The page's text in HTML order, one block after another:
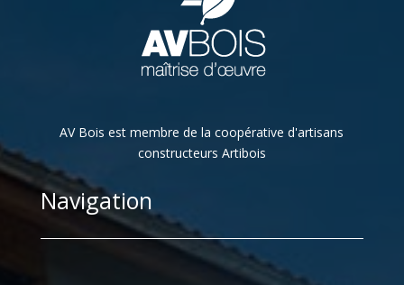
AV Bois est membre de la coopérative d'artisans
constructeurs Artibois
Navigation